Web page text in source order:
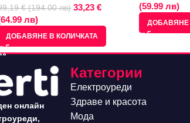
€ (194.00 лв) 33,23 €
лв)
ДОБАВЯНЕ В КОЛИЧКАТА
(59.99 лв)
ДОБАВЯНЕ
онлайн
Категории
Електроуреди
Здраве и красота
Мода